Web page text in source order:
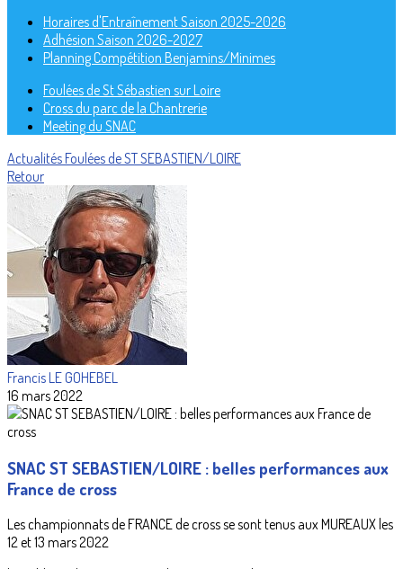
Horaires d'Entraînement Saison 2025-2026
Adhésion Saison 2026-2027
Planning Compétition Benjamins/Minimes
Foulées de St Sébastien sur Loire
Cross du parc de la Chantrerie
Meeting du SNAC
ActualitésFoulées de ST SEBASTIEN/LOIRE
Retour
Francis LE GOHEBEL
16 mars 2022
SNAC ST SEBASTIEN/LOIRE : belles performances aux
France de cross
Les championnats de FRANCE de cross se sont tenus aux MUREAUX les
12 et 13 mars 2022